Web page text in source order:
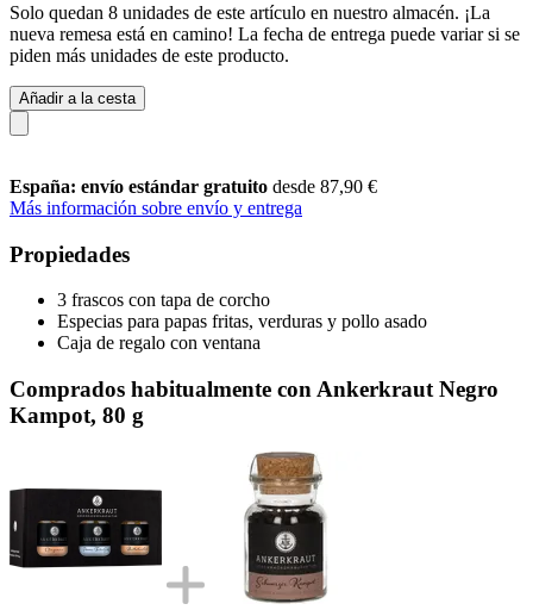
Solo quedan 8 unidades de este artículo en nuestro almacén. ¡La
nueva remesa está en camino! La fecha de entrega puede variar si se
piden más unidades de este producto.
Añadir a la cesta
España: envío estándar gratuito desde 87,90 €
Más información sobre envío y entrega
Propiedades
3 frascos con tapa de corcho
Especias para papas fritas, verduras y pollo asado
Caja de regalo con ventana
Comprados habitualmente con Ankerkraut Negro
Kampot, 80 g